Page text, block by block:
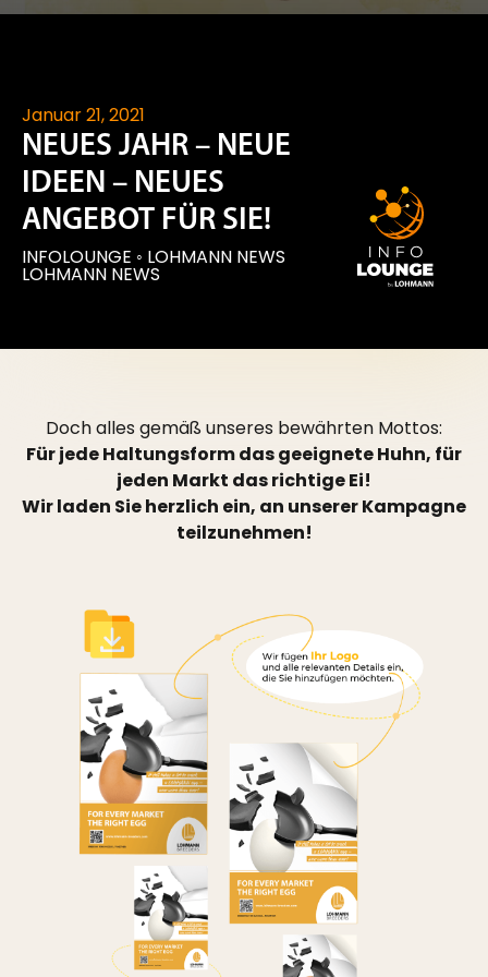
Januar 21, 2021
NEUES JAHR – NEUE
IDEEN – NEUES
ANGEBOT FÜR SIE!
INFOLOUNGE ◦ LOHMANN NEWS
LOHMANN NEWS
Doch alles gemäß unseres bewährten Mottos:
Für jede Haltungsform das geeignete Huhn, für
jeden Markt das richtige Ei!
Wir laden Sie herzlich ein, an unserer Kampagne
teilzunehmen!